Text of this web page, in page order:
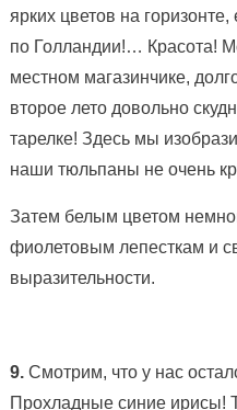
ярких цветов на
по Голландии!… Красота!
местном магазинчике,
второе лето довольно
тарелке! Здесь мы
наши тюльпаны не очень
Затем белым цветом
фиолетовым лепесткам и
выразительности.
9.Смотрим, что у нас
Прохладные синие ирисы!